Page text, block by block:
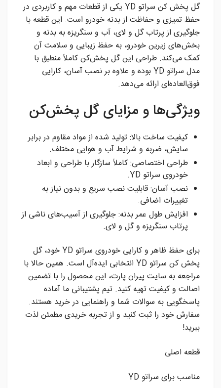
گل پخش کن سراتو YD یکی از قطعات مهم و کاربردی در
حفظ تمیزی و حفاظت از بدنه خودرو است. این قطعه با
جلوگیری از پرتاب گل‌ و لای، آب و سنگریزه به بدنه و
بخش‌های زیرین خودرو، به حفظ زیبایی و سلامت آن
کمک می‌کند. طراحی این گل پخش‌کن کاملاً منطبق با
مدل سراتو YD بوده و علاوه بر نصب آسان، کارایی
فوق‌العاده‌ای ارائه می‌دهد.
ویژگی‌ها و مزایای گل پخش‌کن
کیفیت ساخت بالا: تولید شده از مواد مقاوم در برابر
سایش، ضربه و شرایط آب و هوایی مختلف.
طراحی اختصاصی: کاملاً سازگار با طراحی و ابعاد
خودروی سراتو YD.
نصب آسان: قابلیت نصب سریع و بدون نیاز به
تغییرات اضافی.
افزایش طول عمر بدنه: جلوگیری از آسیب‌های ناشی از
پرتاب سنگریزه و گل‌ و لای.
برای حفظ ظاهر و کارایی خودروی سراتو YD خود، گل
پخش کن سراتو YD انتخابی ایده‌آل است. همین حالا با
مراجعه به سایت پیران پارت، این محصول را با تضمین
اصالت و کیفیت تهیه کنید. تیم پشتیبانی ما آماده
پاسخگویی به سوالات شما و راهنمایی در خرید هستند.
سفارش خود را ثبت کنید و از تجربه خریدی مطمئن لذت
ببرید!
قطعه اصلی
مناسب برای سراتو YD